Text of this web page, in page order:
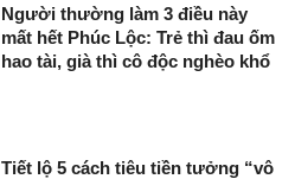
Người thường làm 3 điều này
mất hết Phúc Lộc: Trẻ thì đau ốm
hao tài, già thì cô độc nghèo khổ
Tiết lộ 5 cách tiêu tiền tưởng “vô